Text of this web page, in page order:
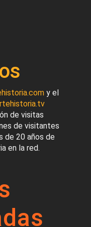
y el
de visitas
de visitantes
de 20 años de
en la red.